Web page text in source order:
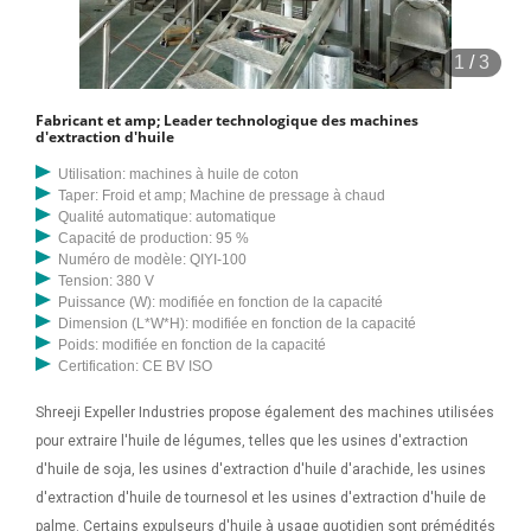
1 /3
Fabricant et amp; Leader technologique des machines
d'extraction d'huile
Utilisation: machines à huile de coton
Taper: Froid et amp; Machine de pressage à chaud
Qualité automatique: automatique
Capacité de production: 95 %
Numéro de modèle: QIYI-100
Tension: 380 V
Puissance (W): modifiée en fonction de la capacité
Dimension (L*W*H): modifiée en fonction de la capacité
Poids: modifiée en fonction de la capacité
Certification: CE BV ISO
Shreeji Expeller Industries propose également des machines utilisées
pour extraire l'huile de légumes, telles que les usines d'extraction
d'huile de soja, les usines d'extraction d'huile d'arachide, les usines
d'extraction d'huile de tournesol et les usines d'extraction d'huile de
palme. Certains expulseurs d'huile à usage quotidien sont prémédités